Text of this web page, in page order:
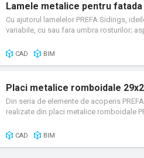
Lamele metalice pentru fatada
Cu ajutorul lamelelor PREFA Sidings,
variabile, cu sau fara umbra rosturilor;
constructii noi, lamelele metalice
CAD BIM
Placi metalice romboidale
Din seria de elemente de acoperis
realizate din placi metalice romboidale
sistem de acoperis PREFA.
CAD BIM